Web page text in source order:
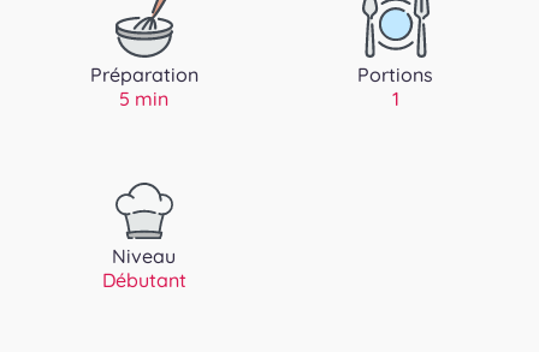
Préparation
5 min
Portions
1
Niveau
Débutant